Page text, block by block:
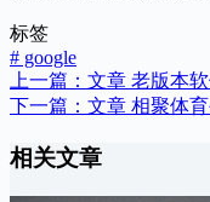
标签
# google
上一篇： 文章 老版本
下一篇： 文章 相聚体
相关文章